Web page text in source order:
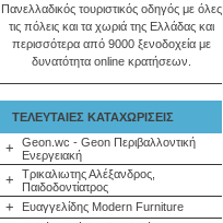
Πανελλαδικός τουριστικός οδηγός με όλες
τις πόλεις και τα χωριά της Ελλάδας και
περισσότερα από 9000 ξενοδοχεία με
δυνατότητα online κρατήσεων.
ΤΕΛΕΥΤΑΙΕΣ ΚΑΤΑΧΩΡΙΣΕΙΣ
+
Geon.wc - Geon Περιβαλλοντική
Ενεργειακή
+
Τρικαλιωτης Αλέξανδρος,
Παιδοδοντίατρος
+ Ευαγγελίδης Modern Furniture